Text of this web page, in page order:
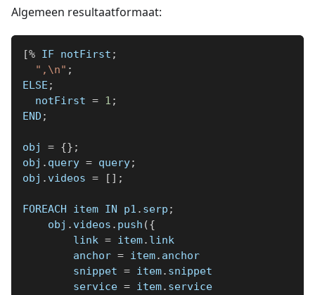
Algemeen resultaatformaat:
[% IF notFirst ;
",\n" ;
ELSE ;
  notFirst
= 1 ;
END ;
obj = {} ;
obj . query = query;
obj . videos = [ ] ;
FOREACH item IN p1 . serp ;
    obj
. videos . push ({
        link
= item. link
        anchor
= item. anchor
        snippet
= item. snippet
        service
= item. service